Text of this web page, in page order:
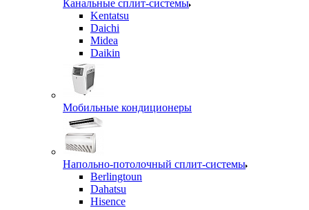
Канальные сплит-системы
Kentatsu
Daichi
Midea
Daikin
Мобильные кондиционеры
Напольно-потолочный сплит-системы
Berlingtoun
Dahatsu
Hisence